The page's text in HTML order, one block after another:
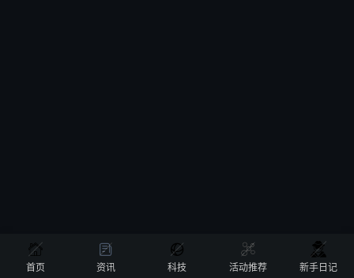

首页

资讯

科技

活动推荐

新手日记